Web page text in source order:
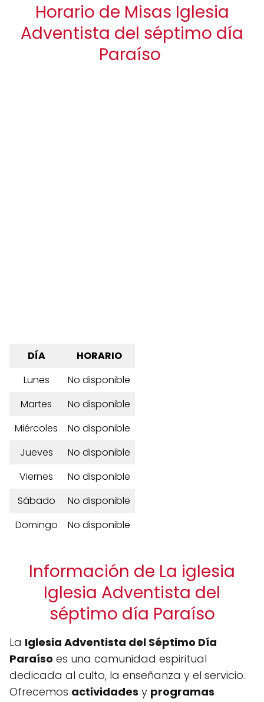
Horario de Misas Iglesia
Adventista del séptimo día
Paraíso
DÍA
HORARIO
Lunes
No disponible
Martes
No disponible
Miércoles
No disponible
Jueves
No disponible
Viernes
No disponible
Sábado
No disponible
Domingo
No disponible
Información de La iglesia
Iglesia Adventista del
séptimo día Paraíso
La Iglesia Adventista del Séptimo Día
Paraíso es una comunidad espiritual
dedicada al culto, la enseñanza y el servicio.
Ofrecemos actividades y programas